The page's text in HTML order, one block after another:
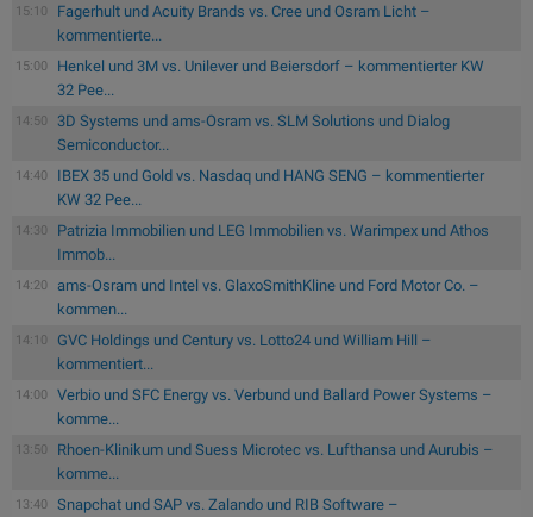
15:10
Fagerhult und Acuity Brands vs. Cree und Osram Licht –
kommentierte...
15:00
Henkel und 3M vs. Unilever und Beiersdorf – kommentierter KW
32 Pee...
14:50
3D Systems und ams-Osram vs. SLM Solutions und Dialog
Semiconductor...
14:40
IBEX 35 und Gold vs. Nasdaq und HANG SENG – kommentierter
KW 32 Pee...
14:30
Patrizia Immobilien und LEG Immobilien vs. Warimpex und Athos
Immob...
14:20
ams-Osram und Intel vs. GlaxoSmithKline und Ford Motor Co. –
kommen...
14:10
GVC Holdings und Century vs. Lotto24 und William Hill –
kommentiert...
14:00
Verbio und SFC Energy vs. Verbund und Ballard Power Systems –
komme...
13:50
Rhoen-Klinikum und Suess Microtec vs. Lufthansa und Aurubis –
komme...
13:40
Snapchat und SAP vs. Zalando und RIB Software –